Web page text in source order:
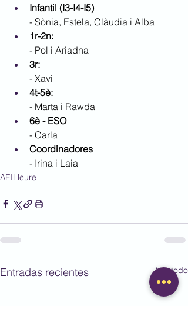
Infantil (I3-I4-I5)
- Sònia, Estela, Clàudia i Alba
1r-2n:
- Pol i Ariadna
3r:
- Xavi
4t-5è:
- Marta i Rawda
6è - ESO
- Carla
Coordinadores
- Irina i Laia
AEILleure
Entradas recientes Ver todo